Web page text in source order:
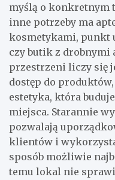
myślą o konkretnym
inne potrzeby ma
kosmetykami, punkt
czy butik z drobnymi
przestrzeni liczy się
dostęp do
estetyka, która
miejsca. Starannie
pozwalają
klientów i
sposób możliwie
temu lokal nie